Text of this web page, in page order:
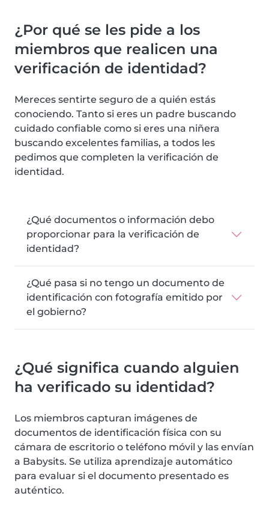
¿Por qué se les pide a los
miembros que realicen una
verificación de identidad?
Mereces sentirte seguro de a quién estás
conociendo. Tanto si eres un padre buscando
cuidado confiable como si eres una niñera
buscando excelentes familias, a todos les
pedimos que completen la verificación de
identidad.
¿Qué documentos o información debo
proporcionar para la verificación de
identidad?
¿Qué pasa si no tengo un documento de
identificación con fotografía emitido por
el gobierno?
¿Qué significa cuando alguien
ha verificado su identidad?
Los miembros capturan imágenes de
documentos de identificación física con su
cámara de escritorio o teléfono móvil y las envían
a Babysits. Se utiliza aprendizaje automático
para evaluar si el documento presentado es
auténtico.